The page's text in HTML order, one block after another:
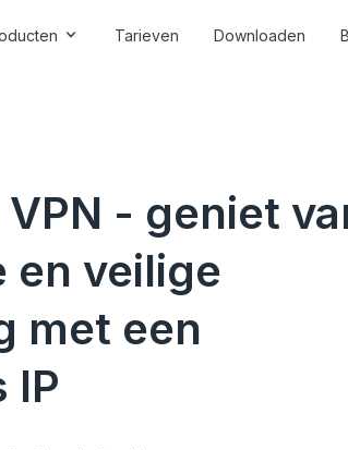
Tarieven Downloaden
- geniet
en veilige
met een
IP